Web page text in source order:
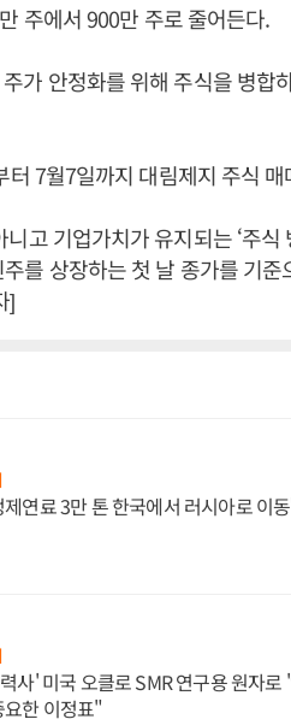
주에서 900만 주로 줄어든다.
가 안정화를 위해 주식을 병합
7월7일까지 대림제지 주식
고 기업가치가 유지되는 ‘주식
를 상장하는 첫 날 종가를 기준
]
연료 3만 톤 한국에서 러시아로 이
사' 미국 오클로 SMR 연구용 원자로
한 이정표"